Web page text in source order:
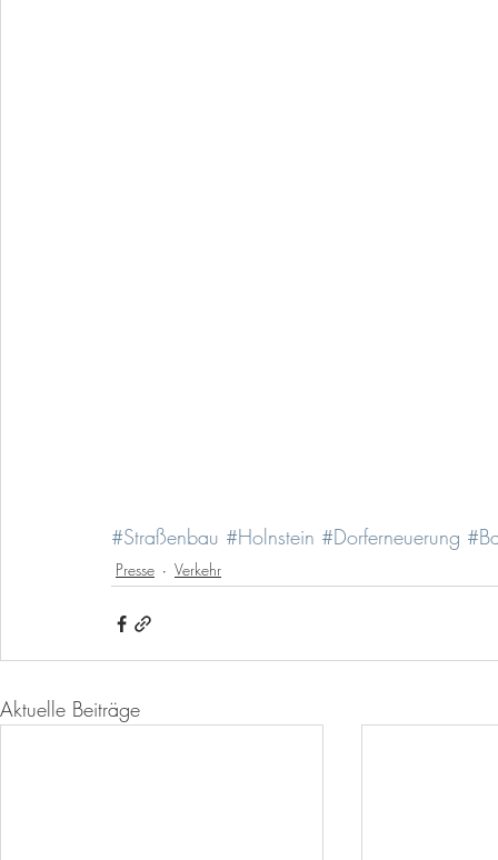
#Straßenbau #Holnstein #Dorferneuerung
Presse Verkehr
Aktuelle Beiträge